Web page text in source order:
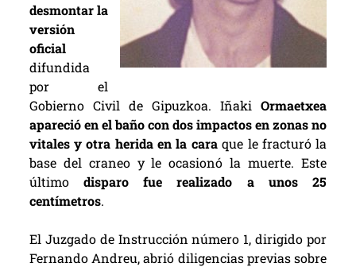
desmontar la
versión
oficial
difundida
por el
Gobierno Civil de Gipuzkoa. IñakiOrmaetxea
apareció en el baño con dos impactos en zonas no
vitales y otra herida en la caraque le fracturó la
base del craneo y le ocasionó la muerte. Este
últimodisparo fue realizado a unos 25
centímetros.
El Juzgado de Instrucción número 1, dirigido por
Fernando Andreu, abrió diligencias previas sobre